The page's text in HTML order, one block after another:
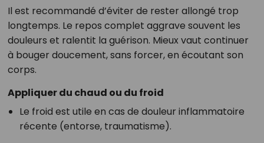
Il est recommandé d’éviter de rester allongé trop
longtemps. Le repos complet aggrave souvent les
douleurs et ralentit la guérison. Mieux vaut continuer
à bouger doucement, sans forcer, en écoutant son
corps.
Appliquer du chaud ou du froid
Le froid est utile en cas de douleur inflammatoire
récente (entorse, traumatisme).